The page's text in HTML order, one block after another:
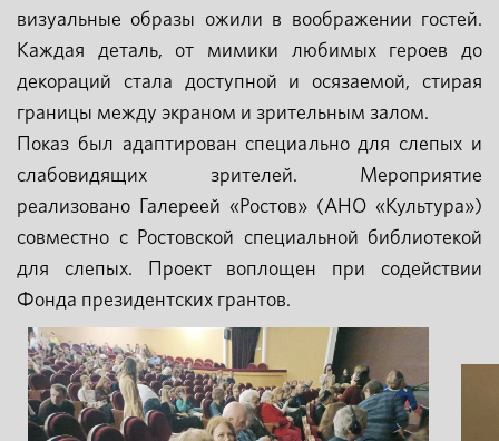
визуальные образы ожили в воображении гостей.
Каждая деталь, от мимики любимых героев до
декораций стала доступной и осязаемой, стирая
границы между экраном и зрительным залом.
Показ был адаптирован специально для слепых и
слабовидящих зрителей. Мероприятие
реализовано Галереей «Ростов» (АНО «Культура»)
совместно с Ростовской специальной библиотекой
для слепых. Проект воплощен при содействии
Фонда президентских грантов.